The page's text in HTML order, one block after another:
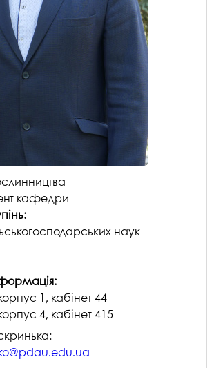
кафедри
наук
1, кабінет 44
4, кабінет 415